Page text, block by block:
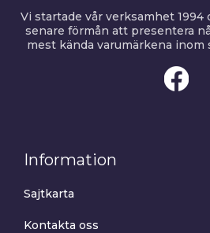
Vi startade vår verksamhet 1994
senare förmån att presentera
mest kända varumärkena
Information
Sajtkarta
Kontakta oss